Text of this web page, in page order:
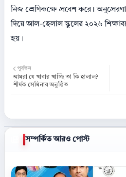
নিজ শ্রেণিকক্ষে প্রবেশ করে।
দিয়ে আল-হেলাল স্কুলের ২০২৬
হয়।
পূর্বতন
আমরা যে খাবার খাচ্ছি তা কি হালাল?
শীর্ষক সেমিনার অনুষ্ঠিত
সম্পর্কিত আরও পোস্ট